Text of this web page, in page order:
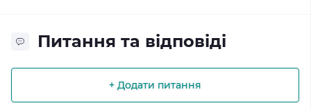
Питання та відповіді
+ Додати питання